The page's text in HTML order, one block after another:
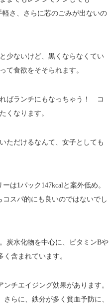
さ、さらに芯のごみが出ないの
少ないけど、黒くならなくてい
て食欲をそそられます。
ばランチにもなっちゃう！ コ
くなります。
ただけるなんて、女子としても
は1パック147kcalと案外低め。
スパ的にも良いのではないでし
炭水化物を中心に、ビタミンBや
含まれています。
チエイジング効果があります。
らに、鉄分が多く貧血予防に、